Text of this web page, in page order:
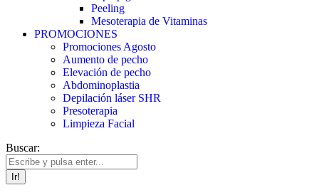
Peeling
Mesoterapia de Vitaminas
PROMOCIONES
Promociones Agosto
Aumento de pecho
Elevación de pecho
Abdominoplastia
Depilación láser SHR
Presoterapia
Limpieza Facial
Buscar: